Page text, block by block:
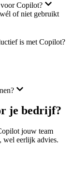
Copilot?
of niet gebruikt
is met Copilot?
je bedrijf?
jouw team
wel eerlijk advies.